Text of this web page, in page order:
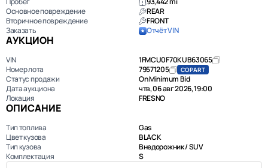
Основное повреждение
REAR
Вторичное повреждение
FRONT
Заказать
Отчёт VIN
АУКЦИОН
VIN
1FMCU0F70KUB63065
Номер лота
79571205 COPART
Статус продажи
On Minimum Bid
Дата аукциона
чтв, 06 авг 2026, 19:00
Локация
FRESNO
ОПИСАНИЕ
Тип топлива
Gas
Цвет кузова
BLACK
Тип кузова
Внедорожник / SUV
Комплектация
S